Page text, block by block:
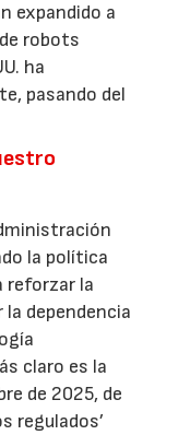
expandido a
robots
ha
pasando del
la política
reforzar la
dependencia
claro es la
de 2025, de
regulados’